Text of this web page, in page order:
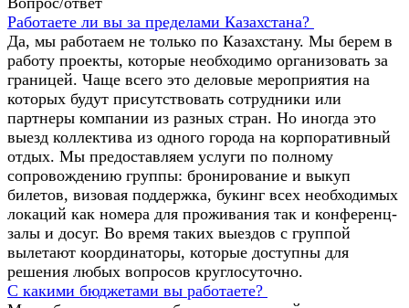
Работаете ли вы за пределами Казахстана?
Да, мы работаем не только по Казахстану. Мы берем в
работу проекты, которые необходимо организовать за
границей. Чаще всего это деловые мероприятия на
которых будут присутствовать сотрудники или
партнеры компании из разных стран. Но иногда это
выезд коллектива из одного города на корпоративный
отдых. Мы предоставляем услуги по полному
сопровождению группы: бронирование и выкуп
билетов, визовая поддержка, букинг всех необходимых
локаций как номера для проживания так и конференц-
залы и досуг. Во время таких выездов с группой
вылетают координаторы, которые доступны для
решения любых вопросов круглосуточно.
С какими бюджетами вы работаете?